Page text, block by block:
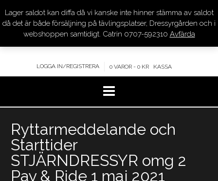
innehåll
DRESSYR.COM
KVALITET – KOMPETENS – SERVICE
LOGGA IN/REGISTRERA 0 VAROR - 0 KR KASSA
Ryttarmeddelande och
Starttider
STJÄRNDRESSYR omg 2
Pay & Ride 1 maj 2021
Lager saldot kan diffa då vi kanske inte hinner stämma av saldot
då det är både försäljning på tävlingsplatser, Dressyrgården och i
webshoppen samtidigt. Catrin 0707-592310 Avfärda